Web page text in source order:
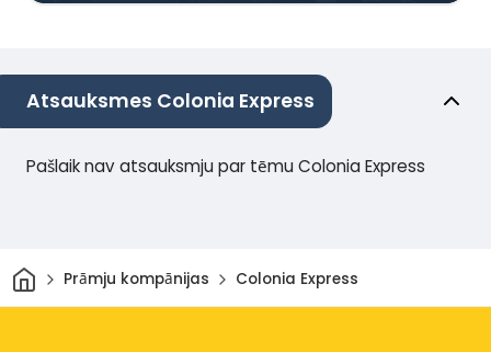
Atsauksmes Colonia Express
Pašlaik nav atsauksmju par tēmu Colonia Express
Sākums
Prāmju kompānijas Colonia Express